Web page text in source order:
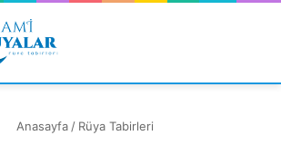
Anasayfa / Rüya Tabirleri